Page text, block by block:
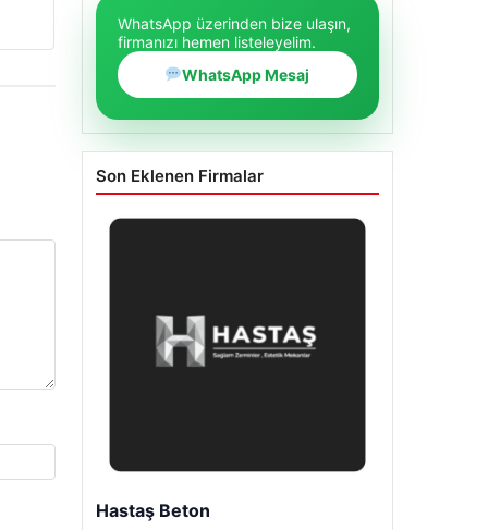
WhatsApp üzerinden bize ulaşın,
firmanızı hemen listeleyelim.
WhatsApp Mesaj
Son Eklenen Firmalar
Enes Kaplan Avukatlık Bürosu